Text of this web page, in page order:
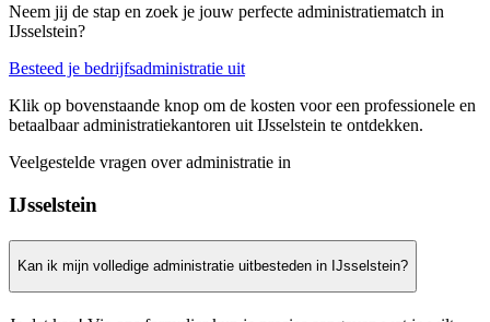
Neem jij de stap en zoek je jouw perfecte administratiematch in
IJsselstein?
Besteed je bedrijfsadministratie uit
Klik op bovenstaande knop om de kosten voor een professionele en
betaalbaar administratiekantoren uit IJsselstein te ontdekken.
Veelgestelde vragen over administratie in
IJsselstein
Kan ik mijn volledige administratie uitbesteden in IJsselstein?